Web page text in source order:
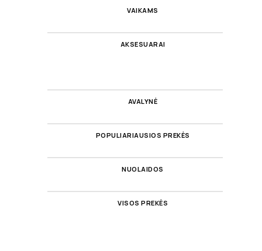
VAIKAMS
AKSESUARAI
AVALYNĖ
POPULIARIAUSIOS PREKĖS
NUOLAIDOS
VISOS PREKĖS